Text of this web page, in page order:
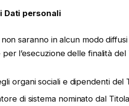
Dati personali
saranno in alcun modo
l’esecuzione delle finalità
organi sociali e dipendenti del
di sistema nominato dal